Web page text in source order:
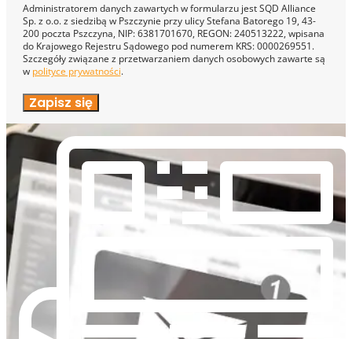
Administratorem danych zawartych w formularzu jest SQD Alliance
Sp. z o.o. z siedzibą w Pszczynie przy ulicy Stefana Batorego 19, 43-
200 poczta Pszczyna, NIP: 6381701670, REGON: 240513222, wpisana
do Krajowego Rejestru Sądowego pod numerem KRS: 0000269551.
Szczegóły związane z przetwarzaniem danych osobowych zawarte są
w polityce prywatności.
Zapisz się